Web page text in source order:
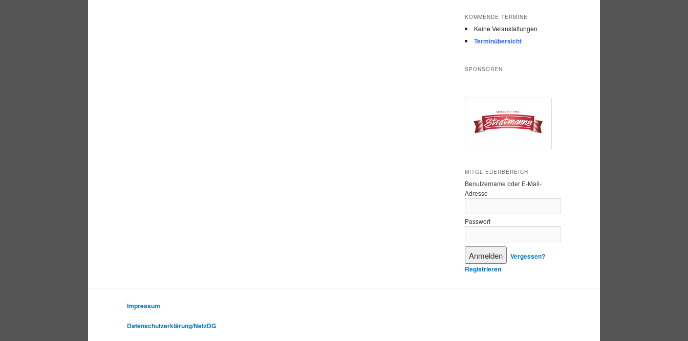
KOMMENDE TERMINE
Keine Veranstaltungen
Terminübersicht
SPONSOREN
MITGLIEDERBEREICH
Benutzername oder E-Mail-
Adresse
Passwort
Vergessen?
Registrieren
Impressum
Datenschutzerklärung/NetzDG